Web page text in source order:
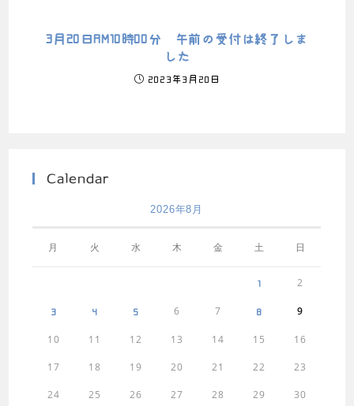
3月20日AM10時00分 午前の受付は終了しま
した
2023年3月20日
Calendar
2026年8月
月 火 水 木 金 土 日
1 2
3 4 5 6 7 8 9
10 11 12 13 14 15 16
17 18 19 20 21 22 23
24 25 26 27 28 29 30